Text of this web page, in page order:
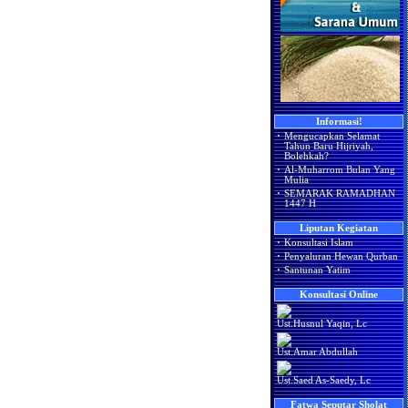
Informasi!
· Mengucapkan Selamat
Tahun Baru Hijriyah,
Bolehkah?
· Al-Muharrom Bulan Yang
Mulia
· SEMARAK RAMADHAN
1447 H
Liputan Kegiatan
· Konsultasi Islam
· Penyaluran Hewan Qurban
· Santunan Yatim
Konsultasi Online
Ust.Husnul Yaqin, Lc
Ust.Amar Abdullah
Ust.Saed As-Saedy, Lc
Fatwa Seputar Sholat